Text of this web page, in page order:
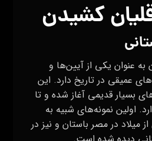
کشیدن
عنوان یکی از آیین‌ها و
عمیقی در تاریخ دارد. این
بسیار قدیمی آغاز شده و تا
اولین نمونه‌های شبیه به
میلاد در مصر باستان و نیز در